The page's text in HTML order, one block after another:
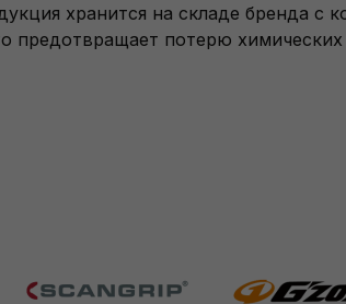
хранится на складе бренда с
предотвращает потерю химических